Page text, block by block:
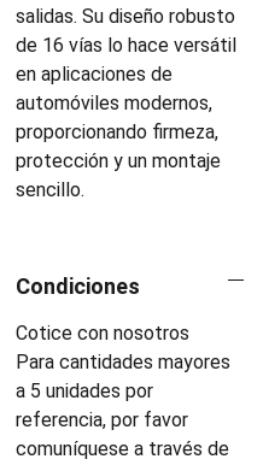
salidas. Su diseño robusto
de 16 vías lo hace versátil
en aplicaciones de
automóviles modernos,
proporcionando firmeza,
protección y un montaje
sencillo.
Condiciones
Cotice con nosotros
Para cantidades mayores
a 5 unidades por
referencia, por favor
comuníquese a través de